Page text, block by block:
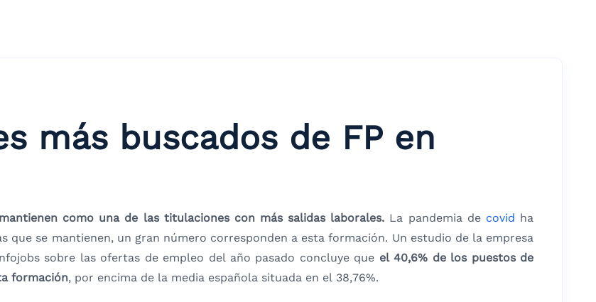
más buscados de FP en
como una de las titulaciones con más salidas laborales. La pandemia de covid ha
que se mantienen, un gran número corresponden a esta formación. Un estudio de la empresa
sobre las ofertas de empleo del año pasado concluye que el 40,6% de los puestos de
formación, por encima de la media española situada en el 38,76%.